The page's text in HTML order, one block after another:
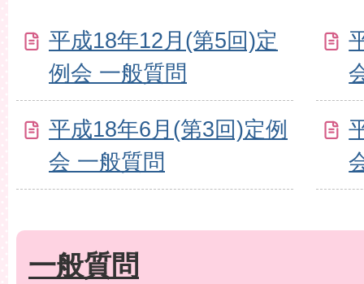
平成18年12月(第5回)定
例会 一般質問
平成18年6月(第3回)定例
会 一般質問
一般質問